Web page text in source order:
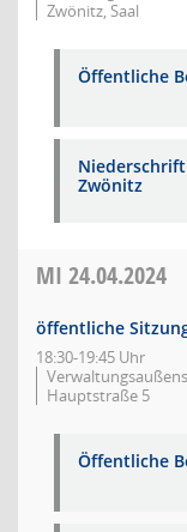
Zwönitz, Saal
Öffentliche
Zwönitz
MI 24.04.2024
öffentliche
18:30-19:45 Uhr
Hauptstraße 5
Öffentliche